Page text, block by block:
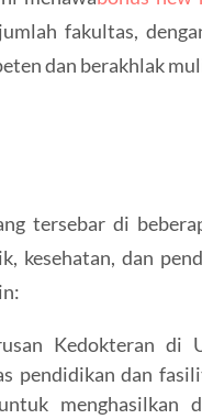
fakultas,
dan berakhlak
tersebar di
kesehatan, dan
Kedokteran di
pendidikan dan
menghasilkan